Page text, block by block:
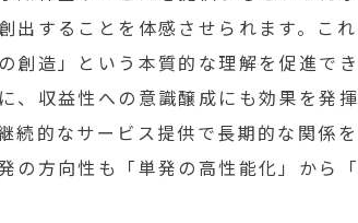
出することを体感させられます。こ
創造」という本質的な理解を促進でき
、収益性への意識醸成にも効果を発
続的なサービス提供で長期的な関係
の方向性も「単発の高性能化」から